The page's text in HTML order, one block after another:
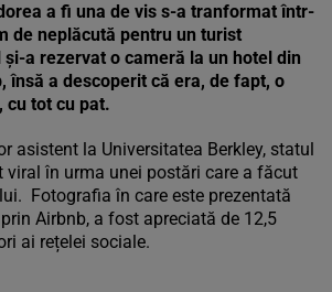
a fi una de vis s-a tranformat într-
de neplăcută pentru un turist
a rezervat o cameră la un hotel din
însă a descoperit că era, de fapt, o
cu tot cu pat.
asistent la Universitatea Berkley, statul
viral în urma unei postări care a făcut
Fotografia în care este prezentată
Airbnb, a fost apreciată de 12,5
ai rețelei sociale.